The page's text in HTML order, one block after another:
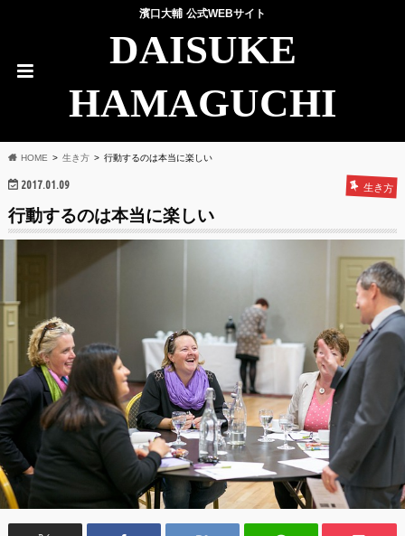
濱口大輔 公式WEBサイト
DAISUKE
HAMAGUCHI
HOME 生き方 行動するのは本当に楽しい
2017.01.09 生き方
行動するのは本当に楽しい